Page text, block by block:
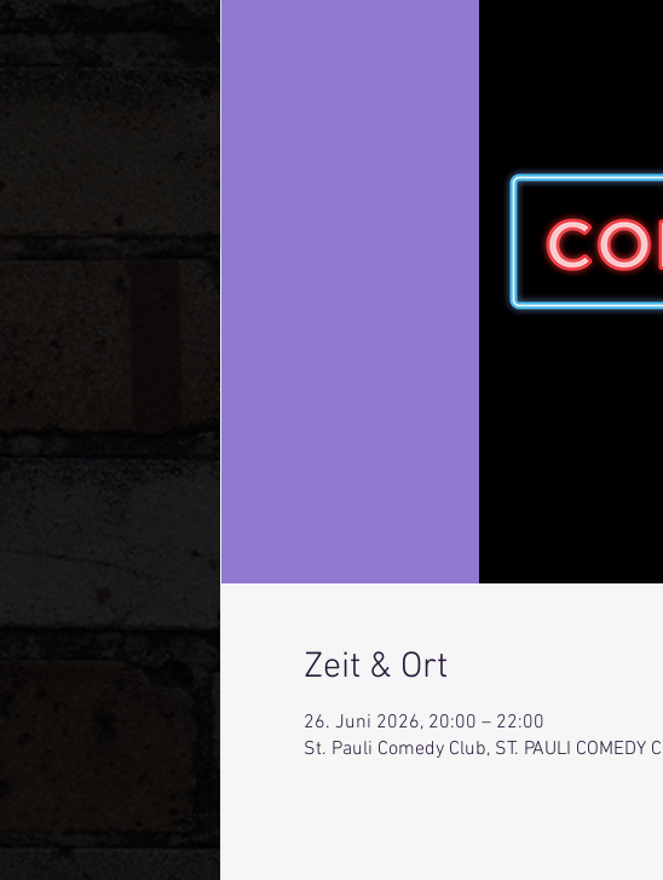
Zeit & Ort
26. Juni 2026, 20:00 – 22:00
St. Pauli Comedy Club, ST. PAULI